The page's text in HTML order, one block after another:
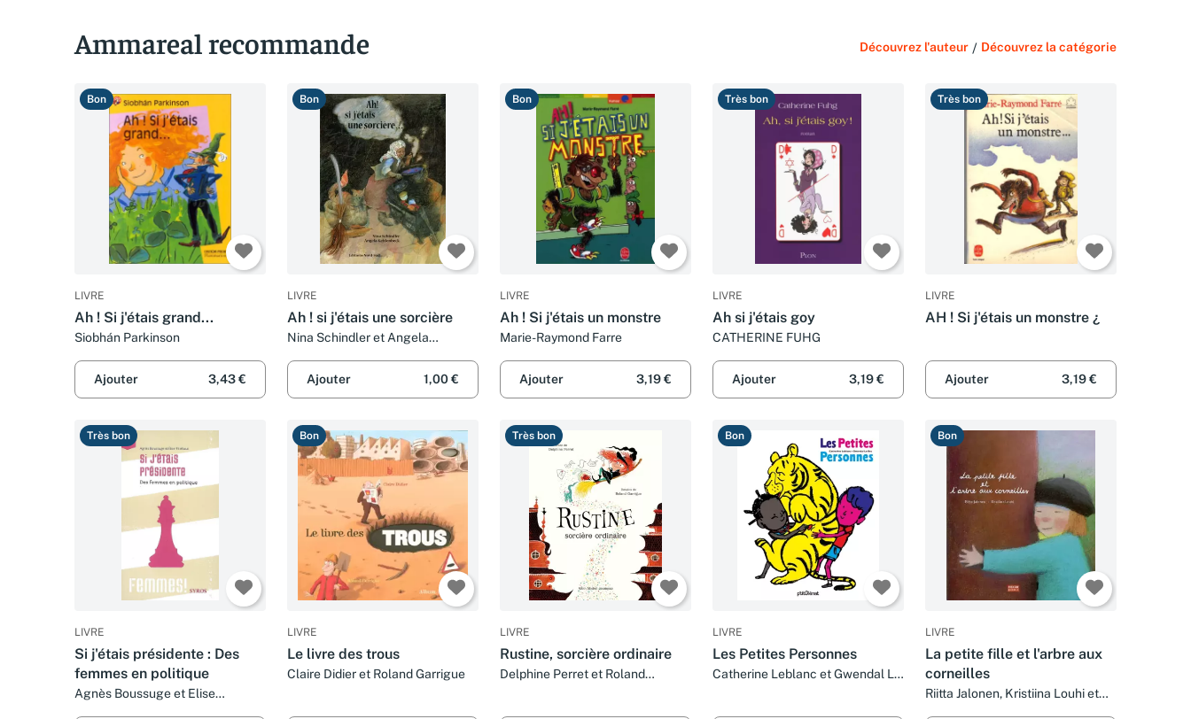
Ammareal recommande Découvrez l'auteur / Découvrez la catégorie
Bon
LIVRE
Ah ! Si j'étais grand...
Siobhán Parkinson
Ajouter 3,43 €
Bon
LIVRE
Ah ! si j'étais une sorcière
Nina Schindler et Angela
Ajouter
1,00 €
Bon
LIVRE
Ah ! Si j'étais un monstre
Marie-Raymond Farre
Ajouter 3,19 €
Très bon
LIVRE
Ah si j'étais goy
CATHERINE FUHG
Ajouter 3,19 €
Très bon
LIVRE
AH ! Si j'étais un monstre ¿
Ajouter 3,19 €
Très bon
LIVRE
Si j'étais présidente : Des
femmes en politique
Agnès Boussuge et Elise
Bon
LIVRE
Le livre des trous
Claire Didier et Roland Garrigue
Très bon
LIVRE
Rustine, sorcière ordinaire
Delphine Perret et Roland
Bon
LIVRE
Les Petites Personnes
Catherine Leblanc et Gwendal Le
Bon
LIVRE
La petite fille et l'arbre aux
corneilles
Riitta Jalonen, Kristiina Louhi et